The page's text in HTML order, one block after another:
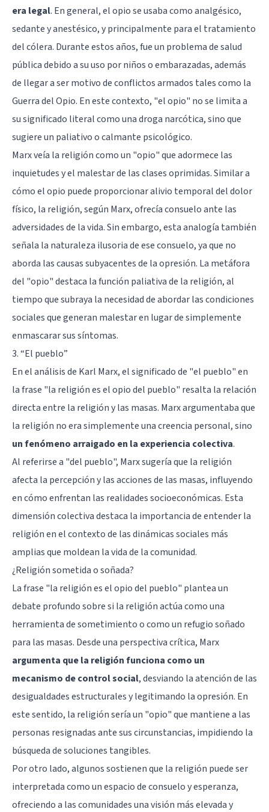
era legal. En general, el opio se usaba como analgésico,
sedante y anestésico, y principalmente para el tratamiento
del cólera. Durante estos años, fue un problema de salud
pública debido a su uso por niños o embarazadas, además
de llegar a ser motivo de conflictos armados tales como la
Guerra del Opio. En este contexto, "el opio" no se limita a
su significado literal como una droga narcótica, sino que
sugiere un paliativo o calmante psicológico.
Marx veía la religión como un "opio" que adormece las
inquietudes y el malestar de las clases oprimidas. Similar a
cómo el opio puede proporcionar alivio temporal del dolor
físico, la religión, según Marx, ofrecía consuelo ante las
adversidades de la vida. Sin embargo, esta analogía también
señala la naturaleza ilusoria de ese consuelo, ya que no
aborda las causas subyacentes de la opresión. La metáfora
del "opio" destaca la función paliativa de la religión, al
tiempo que subraya la necesidad de abordar las condiciones
sociales que generan malestar en lugar de simplemente
enmascarar sus síntomas.
3. “El pueblo”
En el análisis de Karl Marx, el significado de "el pueblo" en
la frase "la religión es el opio del pueblo" resalta la relación
directa entre la religión y las masas. Marx argumentaba que
la religión no era simplemente una creencia personal, sino
un fenómeno arraigado en la experiencia colectiva.
Al referirse a "del pueblo", Marx sugería que la religión
afecta la percepción y las acciones de las masas, influyendo
en cómo enfrentan las realidades socioeconómicas. Esta
dimensión colectiva destaca la importancia de entender la
religión en el contexto de las dinámicas sociales más
amplias que moldean la vida de la comunidad.
¿Religión sometida o soñada?
La frase "la religión es el opio del pueblo" plantea un
debate profundo sobre si la religión actúa como una
herramienta de sometimiento o como un refugio soñado
para las masas. Desde una perspectiva crítica, Marx
argumenta que la religión funciona como un
mecanismo de control social, desviando la atención de las
desigualdades estructurales y legitimando la opresión. En
este sentido, la religión sería un "opio" que mantiene a las
personas resignadas ante sus circunstancias, impidiendo la
búsqueda de soluciones tangibles.
Por otro lado, algunos sostienen que la religión puede ser
interpretada como un espacio de consuelo y esperanza,
ofreciendo a las comunidades una visión más elevada y